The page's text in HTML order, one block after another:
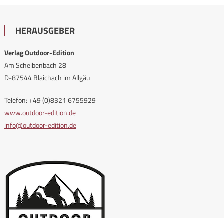
HERAUSGEBER
Verlag Outdoor-Edition
Am Scheibenbach 28
D-87544 Blaichach im Allgäu
Telefon: +49 (0)8321 6755929
www.outdoor-edition.de
info@outdoor-edition.de